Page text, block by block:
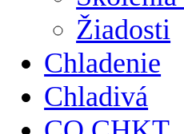
Žiadosti
Chladenie
Chladivá